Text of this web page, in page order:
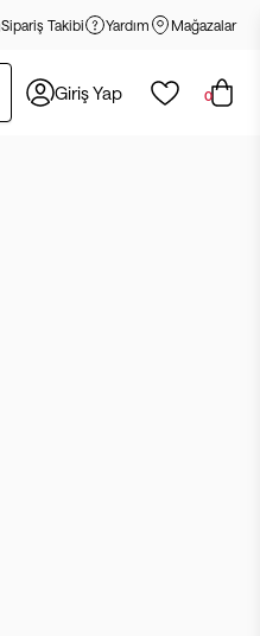
Sipariş Takibi Yardım Mağazalar
Giriş Yap 0